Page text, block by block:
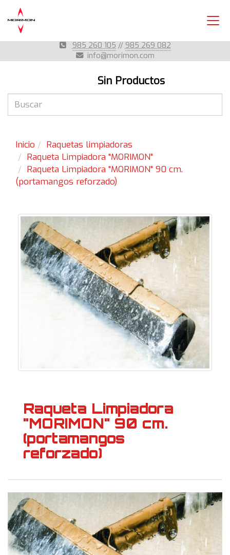
985 260 105 // 985 269 082
info
morimon.com
Sin Productos
Inicio
Raquetas limpiadoras
Raqueta Limpiadora "MORIMON"
Raqueta Limpiadora "MORIMON" 90 cm.
(portamangos reforzado)
Raqueta Limpiadora
"MORIMON" 90 cm.
(portamangos
reforzado)